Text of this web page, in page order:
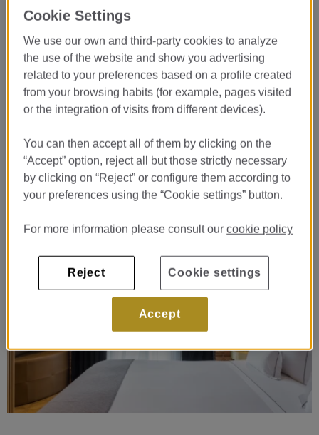
CHECK-IN
07
CHECK-OUT
08 AGO
PRENOTA
Cookie Settings
We use our own and third-party cookies to analyze
the use of the website and show you advertising
related to your preferences based on a profile created
from your browsing habits (for example, pages visited
or the integration of visits from different devices).
You can then accept all of them by clicking on the
“Accept” option, reject all but those strictly necessary
by clicking on “Reject” or configure them according to
your preferences using the “Cookie settings” button.
For more information please consult ourcookie policy
Reject
Accept
Cookie settings